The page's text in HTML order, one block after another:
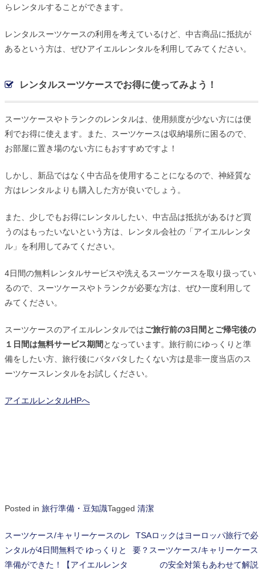
らレンタルすることができます。
レンタルスーツケースの利用を考えているけど、中古商品に抵抗が
あるという方は、ぜひアイエルレンタルを利用してみてください。
レンタルスーツケースでお得に使ってみよう！
スーツケースやトランクのレンタルは、使用頻度が少ない方には便
利でお得に使えます。また、スーツケースは収納場所に困るので、
お部屋に置き場のない方にもおすすめですよ！
しかし、新品ではなく中古品を使用することになるので、神経質な
方はレンタルよりも購入した方が良いでしょう。
また、少しでもお得にレンタルしたい、中古品は抵抗があるけど買
うのはもったいないという方は、レンタル会社の「アイエルレンタ
ル」を利用してみてください。
4日間の無料レンタルサービスや洗えるスーツケースを取り扱ってい
るので、スーツケースやトランクが必要な方は、ぜひ一度利用して
みてください。
スーツケースのアイエルレンタルではご旅行前の3日間とご帰宅後の
１日間は無料サービス期間 となっています。旅行前にゆっくりと準
備をしたい方、旅行後にバタバタしたくない方は是非一度当店のス
ーツケースレンタルをお試しください。
アイエルレンタルHPへ
Posted in 旅行準備・豆知識Tagged 清潔
投
稿
スーツケース/キャリーケースのレ
ンタルが4日間無料で ゆっくりと
準備ができた！【アイエルレンタ
TSAロックはヨーロッパ旅行で必
要？スーツケース/キャリーケース
の安全対策もあわせて解説